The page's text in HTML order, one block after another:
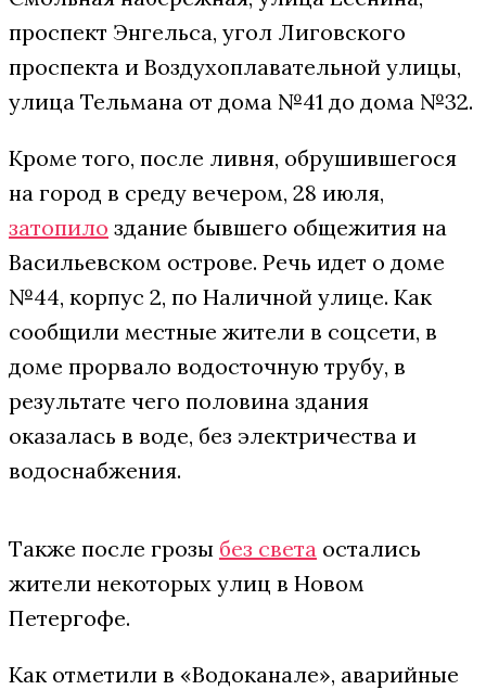
проспект Энгельса, угол Лиговского
проспекта и Воздухоплавательной улицы,
улица Тельмана от дома №41 до дома №32.
Кроме того, после ливня, обрушившегося
на город в среду вечером, 28 июля,
затопило здание бывшего общежития на
Васильевском острове. Речь идет о доме
№44, корпус 2, по Наличной улице. Как
сообщили местные жители в соцсети, в
доме прорвало водосточную трубу, в
результате чего половина здания
оказалась в воде, без электричества и
водоснабжения.
Также после грозы без света остались
жители некоторых улиц в Новом
Петергофе.
Как отметили в «Водоканале», аварийные